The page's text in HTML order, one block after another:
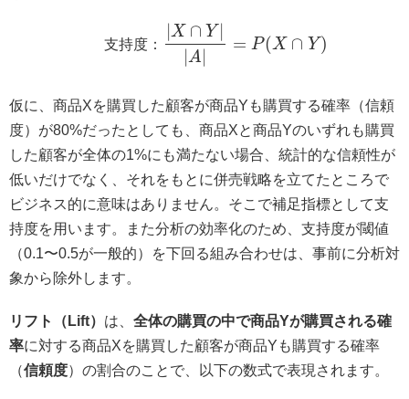
支持度 ：
∣X ∩ Y∣
∣A∣
= P(X ∩ Y)
仮に、商品Xを購買した顧客が商品Yも購買する確率（信頼
度）が80%だったとしても、商品Xと商品Yのいずれも購買
した顧客が全体の1%にも満たない場合、統計的な信頼性が
低いだけでなく、それをもとに併売戦略を立てたところで
ビジネス的に意味はありません。そこで補足指標として支
持度を用います。また分析の効率化のため、支持度が閾値
（0.1〜0.5が一般的）を下回る組み合わせは、事前に分析対
象から除外します。
リフト（Lift） は、 全体の購買の中で商品Yが購買される確
率に対する商品Xを購買した顧客が商品Yも購買する確率
（信頼度）の割合のことで、以下の数式で表現されます。